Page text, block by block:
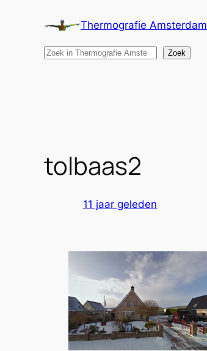
Thermografie Amsterdam
Search Zoek
tolbaas2
11 jaar geleden